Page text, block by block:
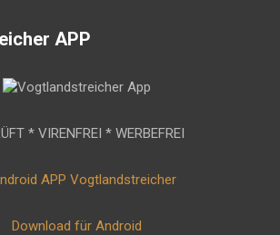
APP
* VIRENFREI * WERBEFREI
Download für Android